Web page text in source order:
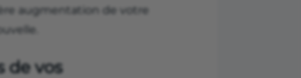
augmentation de votre
de vos